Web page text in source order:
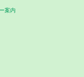
案内